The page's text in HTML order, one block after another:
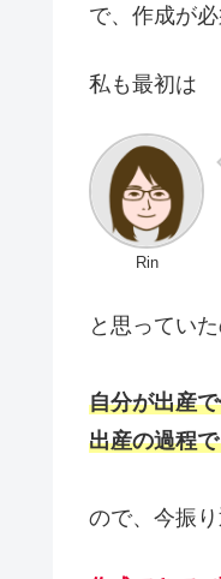
で、作成が
私も最初は
Rin
と思ってい
自分が出産
出産の過程
ので、今振り